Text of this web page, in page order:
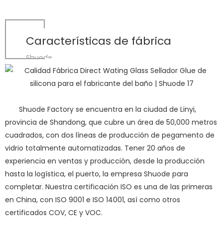
Características de fábrica
Shuode
Shuode Factory se encuentra en la ciudad de Linyi,
provincia de Shandong, que cubre un área de 50,000 metros
cuadrados, con dos líneas de producción de pegamento de
vidrio totalmente automatizadas. Tener 20 años de
experiencia en ventas y producción, desde la producción
hasta la logística, el puerto, la empresa Shuode para
completar. Nuestra certificación ISO es una de las primeras
en China, con ISO 9001 e ISO 14001, así como otros
certificados COV, CE y VOC.